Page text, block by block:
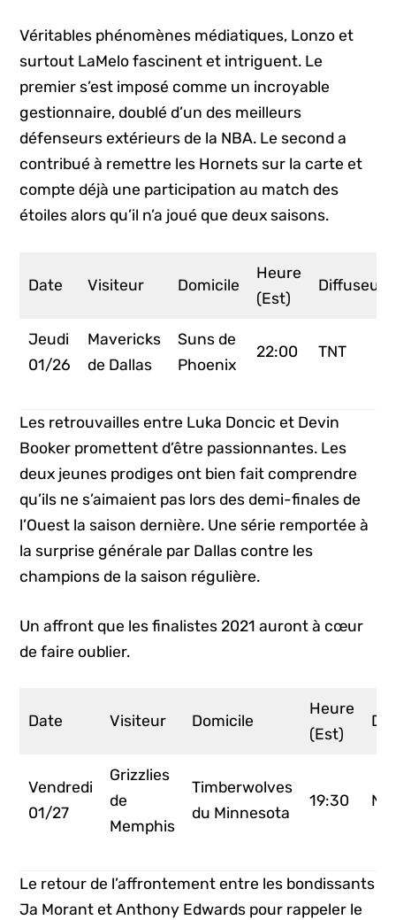
Véritables phénomènes médiatiques, Lonzo et
surtout LaMelo fascinent et intriguent. Le
premier s’est imposé comme un incroyable
gestionnaire, doublé d’un des meilleurs
défenseurs extérieurs de la NBA. Le second a
contribué à remettre les Hornets sur la carte et
compte déjà une participation au match des
étoiles alors qu’il n’a joué que deux saisons.
Date Visiteur Domicile
Heure
(Est)
Diffuseur
Jeudi
01/26
Mavericks
de Dallas
Suns de
Phoenix
22:00 TNT
Les retrouvailles entre Luka Doncic et Devin
Booker promettent d’être passionnantes. Les
deux jeunes prodiges ont bien fait comprendre
qu’ils ne s’aimaient pas lors des demi-finales de
l’Ouest la saison dernière. Une série remportée à
la surprise générale par Dallas contre les
champions de la saison régulière.
Un affront que les finalistes 2021 auront à cœur
de faire oublier.
Date Visiteur Domicile
Heure
(Est)
Vendredi
01/27
Grizzlies
de
Memphis
Timberwolves
du Minnesota
19:30
Le retour de l’affrontement entre les bondissants
Ja Morant et Anthony Edwards pour rappeler le